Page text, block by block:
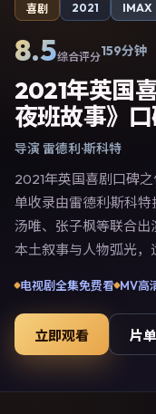
喜剧 2021 IMAX
8.5综合评分159分钟
2021年英国
夜班故事》
导演 雷德利·斯科特
2021年英国喜剧口碑
单收录由雷德利·斯科
汤唯、张子枫等联合出
本土叙事与人物弧光，
办，全国多城路演与
配乐上强调沉浸体验，
的引用素材。
电视剧全集免费看 MV高
立即观看 片